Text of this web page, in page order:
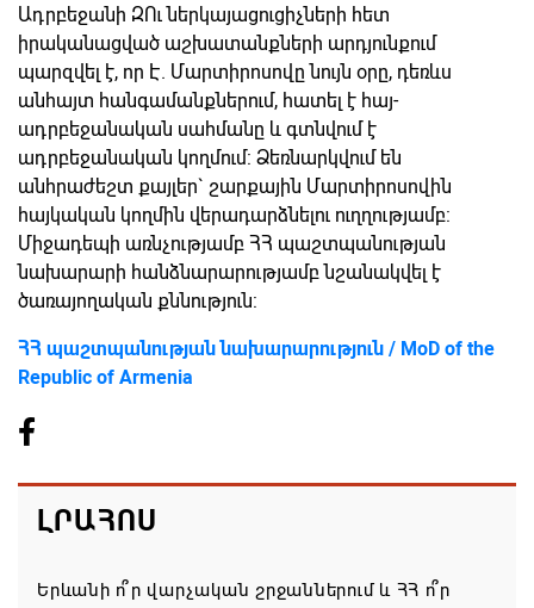
Ադրբեջանի ԶՈւ ներկայացուցիչների հետ
իրականացված աշխատանքների արդյունքում
պարզվել է, որ Է. Մարտիրոսովը նույն օրը, դեռևս
անհայտ հանգամանքներում, հատել է հայ-
ադրբեջանական սահմանը և գտնվում է
ադրբեջանական կողմում: Ձեռնարկվում են
անհրաժեշտ քայլեր` շարքային Մարտիրոսովին
հայկական կողմին վերադարձնելու ուղղությամբ:
Միջադեպի առնչությամբ ՀՀ պաշտպանության
նախարարի հանձնարարությամբ նշանակվել է
ծառայողական քննություն:
ՀՀ պաշտպանության նախարարություն / MoD of the
Republic of Armenia
ԼՐԱՀՈՍ
Երևանի ո՞ր վարչական շրջաններում և ՀՀ ո՞ր